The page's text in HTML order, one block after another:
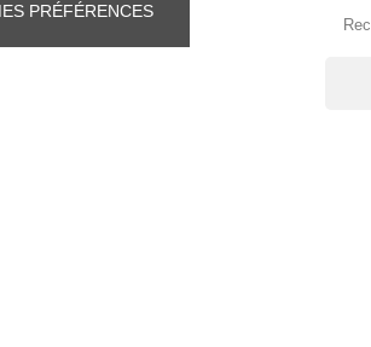
PRÉFÉRENCES